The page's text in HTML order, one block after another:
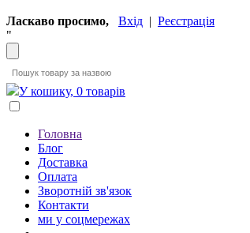
Ласкаво просимо, Вхід | Реєстрація
"
У кошику, 0 товарів
Головна
Блог
Доставка
Оплата
Зворотній зв'язок
Контакти
ми у соцмережах